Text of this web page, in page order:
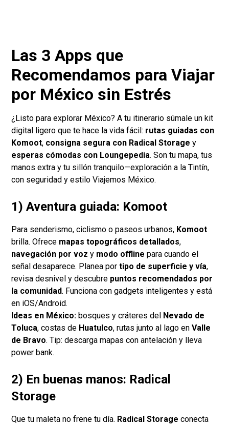
Las 3 Apps que
Recomendamos para Viajar
por México sin Estrés
¿Listo para explorar México? A tu itinerario súmale un kit
digital ligero que te hace la vida fácil: rutas guiadas con
Komoot, consigna segura con Radical Storage y
esperas cómodas con Loungepedia. Son tu mapa, tus
manos extra y tu sillón tranquilo—exploración a la Tintín,
con seguridad y estilo Viajemos México.
1) Aventura guiada: Komoot
Para senderismo, ciclismo o paseos urbanos, Komoot
brilla. Ofrece mapas topográficos detallados,
navegación por voz y modo offline para cuando el
señal desaparece. Planea portipo de superficie y vía,
revisa desnivel y descubre puntos recomendados por
la comunidad. Funciona con gadgets inteligentes y está
en iOS/Android.
Ideas en México: bosques y cráteres del Nevado de
Toluca, costas de Huatulco, rutas junto al lago enValle
de Bravo. Tip: descarga mapas con antelación y lleva
power bank.
2) En buenas manos: Radical
Storage
Que tu maleta no frene tu día. Radical Storage conecta